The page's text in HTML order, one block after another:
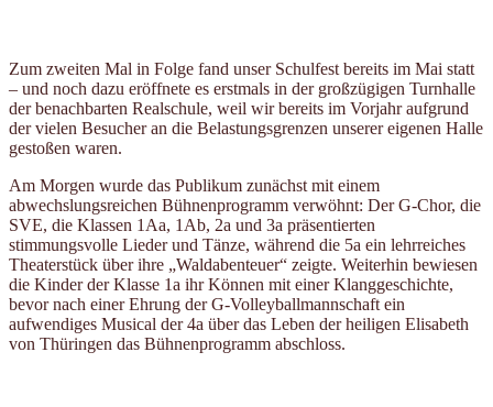
Zum zweiten Mal in Folge fand unser Schulfest bereits im Mai statt
– und noch dazu eröffnete es erstmals in der großzügigen Turnhalle
der benachbarten Realschule, weil wir bereits im Vorjahr aufgrund
der vielen Besucher an die Belastungsgrenzen unserer eigenen Halle
gestoßen waren.
Am Morgen wurde das Publikum zunächst mit einem
abwechslungsreichen Bühnenprogramm verwöhnt: Der G-Chor, die
SVE, die Klassen 1Aa, 1Ab, 2a und 3a präsentierten
stimmungsvolle Lieder und Tänze, während die 5a ein lehrreiches
Theaterstück über ihre „Waldabenteuer“ zeigte. Weiterhin bewiesen
die Kinder der Klasse 1a ihr Können mit einer Klanggeschichte,
bevor nach einer Ehrung der G-Volleyballmannschaft ein
aufwendiges Musical der 4a über das Leben der heiligen Elisabeth
von Thüringen das Bühnenprogramm abschloss.